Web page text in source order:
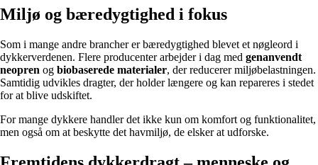
Miljø og bæredygtighed i fokus
Som i mange andre brancher er bæredygtighed blevet et nøgleord i
dykkerverdenen. Flere producenter arbejder i dag med genanvendt
neopren og biobaserede materialer, der reducerer miljøbelastningen.
Samtidig udvikles dragter, der holder længere og kan repareres i stedet
for at blive udskiftet.
For mange dykkere handler det ikke kun om komfort og funktionalitet,
men også om at beskytte det havmiljø, de elsker at udforske.